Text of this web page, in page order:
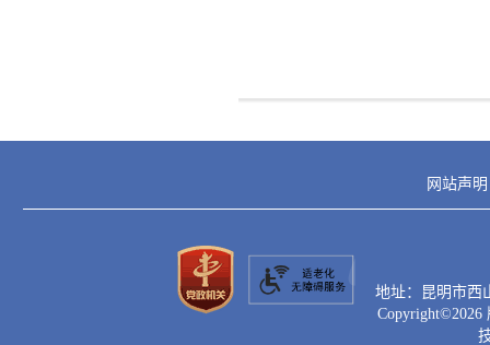
网站声明
地址：昆明市西
Copyright©2026